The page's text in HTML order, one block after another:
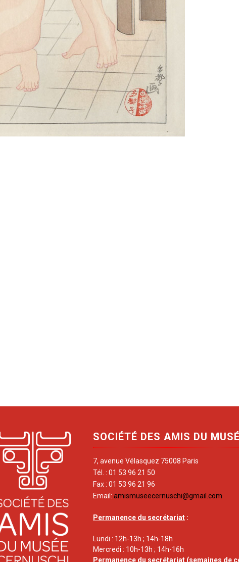
SOCIÉTÉ DES AMIS DU
7, avenue Vélasquez 75008 Paris
Tél. : 01 53 96 21 50
Fax : 01 53 96 21 96
Email: amismuseecernuschi@gmail.com
Permanence du secrétariat :
Lundi : 12h-13h ; 14h-18h
Mercredi : 10h-13h ; 14h-16h
Permanence du secrétariat (semaines de